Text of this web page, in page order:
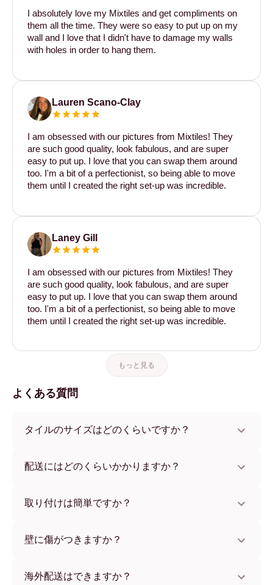
I absolutely love my Mixtiles and get compliments on
them all the time. They were so easy to put up on my
wall and I love that I didn't have to damage my walls
with holes in order to hang them.
Lauren Scano-Clay
I am obsessed with our pictures from Mixtiles! They
are such good quality, look fabulous, and are super
easy to put up. I love that you can swap them around
too. I'm a bit of a perfectionist, so being able to move
them until I created the right set-up was incredible.
Laney Gill
I am obsessed with our pictures from Mixtiles! They
are such good quality, look fabulous, and are super
easy to put up. I love that you can swap them around
too. I'm a bit of a perfectionist, so being able to move
them until I created the right set-up was incredible.
もっと見る
よくある質問
タイルのサイズはどのくらいですか？
フレームカラーからお選びいただけます。
配送にはどのくらいかかりますか？
用いただけます。ご注文後、追跡番号をお知らせします。
取り付けは簡単ですか？
をつけないため、賃貸のお部屋でも安心してお使いいただ
壁に傷がつきますか？
海外配送はできますか？